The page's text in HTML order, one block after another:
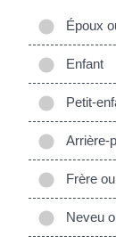
Époux
Enfant
Petit-
Arrière-
Frère
Neveu